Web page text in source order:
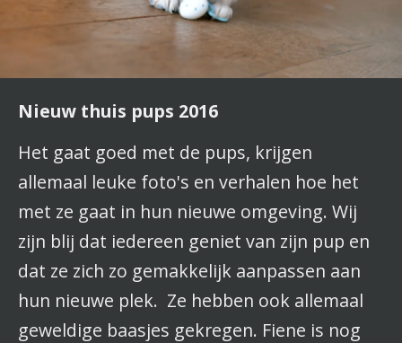
Nieuw thuis pups 2016
Het gaat goed met de pups, krijgen
allemaal leuke foto's en verhalen hoe het
met ze gaat in hun nieuwe omgeving. Wij
zijn blij dat iedereen geniet van zijn pup en
dat ze zich zo gemakkelijk aanpassen aan
hun nieuwe plek. Ze hebben ook allemaal
geweldige baasjes gekregen. Fiene is nog